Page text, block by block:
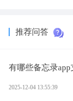
推荐问答
有哪些备忘录
2025-12-04 13:55:39